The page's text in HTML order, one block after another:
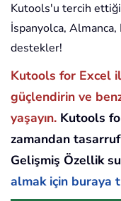
Kutools'u tercih
İspanyolca,
destekler!
Kutools for Excel
güçlendirin ve
yaşayın. Kutools
zamandan
Gelişmiş Özellik
almak için buraya